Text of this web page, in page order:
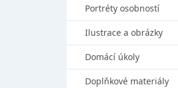
Portréty osobností
Ilustrace a obrázky
Domácí úkoly
Doplňkové materiály